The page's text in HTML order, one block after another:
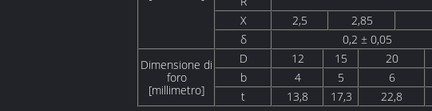
X
2,5 2,85
δ
0,2 ± 0,05
Dimensione di
foro
[millimetro]
D 12 15 20
b
4 5 6
t
13,8 17,3 22,8